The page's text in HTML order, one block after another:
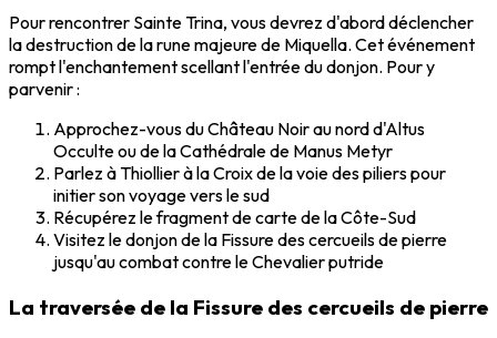
Pour rencontrer Sainte Trina, vous devrez d'abord déclencher
la destruction de la rune majeure de Miquella. Cet événement
rompt l'enchantement scellant l'entrée du donjon. Pour y
parvenir :
Approchez-vous du Château Noir au nord d'Altus
Occulte ou de la Cathédrale de Manus Metyr
Parlez à Thiollier à la Croix de la voie des piliers pour
initier son voyage vers le sud
Récupérez le fragment de carte de la Côte-Sud
Visitez le donjon de la Fissure des cercueils de pierre
jusqu'au combat contre le Chevalier putride
La traversée de la Fissure des cercueils de pierre